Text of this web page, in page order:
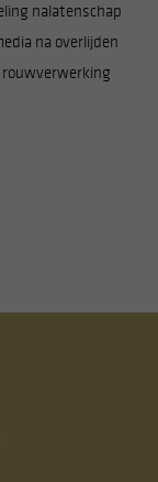
nalatenschap
na overlijden
rouwverwerking